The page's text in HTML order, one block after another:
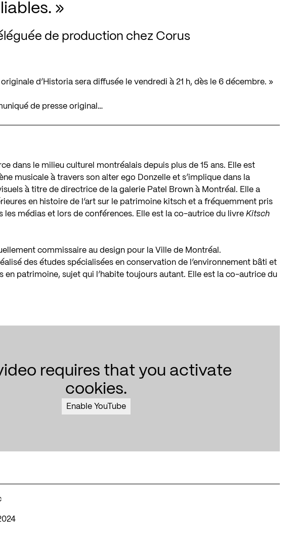
de production chez Corus
d’Historia sera diffusée le vendredi à 21 h, dès le 6 décembre. »
de presse original…
dans le milieu culturel montréalais depuis plus de 15 ans. Elle est
musicale à travers son alter ego Donzelle et s’implique dans la
à titre de directrice de la galerie Patel Brown à Montréal. Elle a
en histoire de l’art sur le patrimoine kitsch et a fréquemment pris
les médias et lors de conférences. Elle est la co-autrice du livreKitsch
commissaire au design pour la Ville de Montréal.
des études spécialisées en conservation de l’environnement bâti et
en patrimoine, sujet qui l’habite toujours autant. Elle est la co-autrice du
requires that you activate
cookies.
Enable YouTube